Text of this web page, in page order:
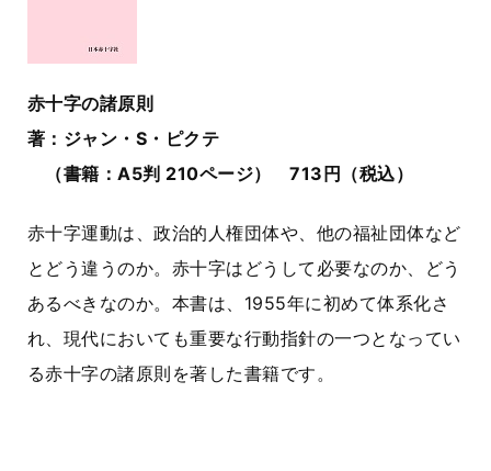
赤十字の諸原則
著：ジャン・S・ピクテ
（書籍：A5判 210ページ） 713円（税込）
赤十字運動は、政治的人権団体や、他の福祉団体など
とどう違うのか。赤十字はどうして必要なのか、どう
あるべきなのか。本書は、1955年に初めて体系化さ
れ、現代においても重要な行動指針の一つとなってい
る赤十字の諸原則を著した書籍です。